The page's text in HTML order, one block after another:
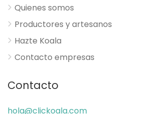
Quienes somos
Productores y artesanos
Hazte Koala
Contacto empresas
Contacto
hola@clickoala.com